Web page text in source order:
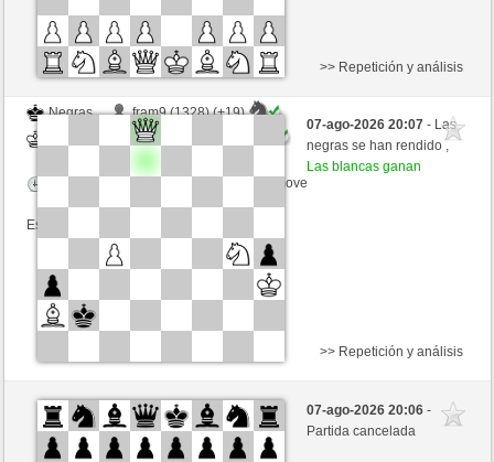
Negras
fram9 (1328) (+19)
tecnicle (1391) (-19)
Tiempo: 15 minutes/side + 0 seconds/move
Esta partida es por puntos
>> Repetición y análisis
07-ago-2026 20:07- Las
negras se han rendido ,
Las blancas ganan
Negras
ernestoBr (1190) (-8)
Blancas
tecnicle (1383) (+8)
>> Repetición y análisis
07-ago-2026 20:06-
Partida cancelada